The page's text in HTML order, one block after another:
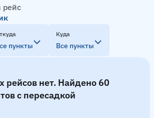
рейс
пункты
Куда
Все пункты
рейсов нет. Найдено 60
с пересадкой